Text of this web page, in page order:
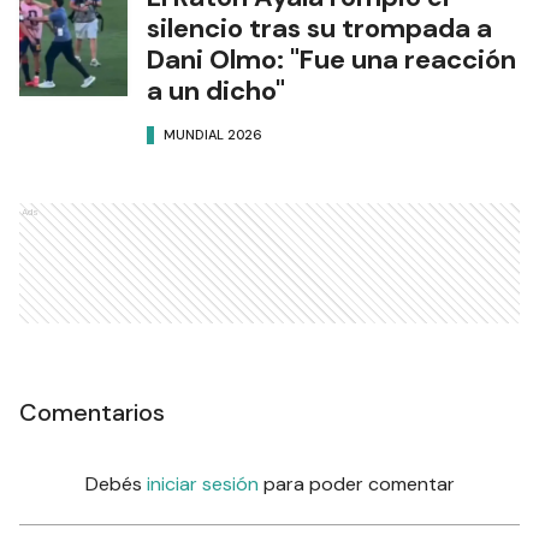
silencio tras su trompada a
Dani Olmo: "Fue una reacción
a un dicho"
MUNDIAL 2026
Ads
Comentarios
Debés iniciar sesión para poder comentar